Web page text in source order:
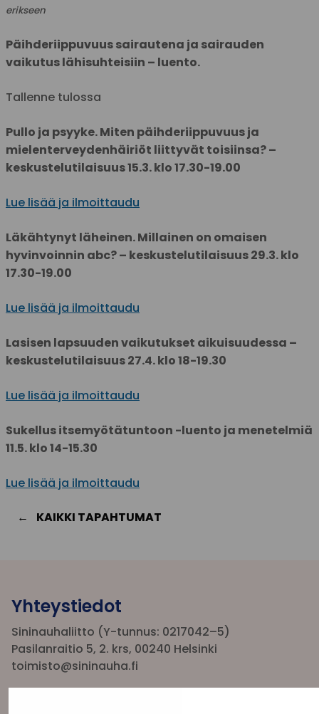
erikseen
Päihderiippuvuus sairautena ja sairauden
vaikutus lähisuhteisiin – luento.
Tallenne tulossa
Pullo ja psyyke. Miten päihderiippuvuus ja
mielenterveydenhäiriöt liittyvät toisiinsa? –
keskustelutilaisuus 15.3. klo 17.30-19.00
Lue lisää ja ilmoittaudu
Läkähtynyt läheinen. Millainen on omaisen
hyvinvoinnin abc? – keskustelutilaisuus 29.3. klo
17.30-19.00
Lue lisää ja ilmoittaudu
Lasisen lapsuuden vaikutukset aikuisuudessa –
keskustelutilaisuus 27.4. klo 18-19.30
Lue lisää ja ilmoittaudu
Sukellus itsemyötätuntoon -luento ja menetelmiä
11.5. klo 14-15.30
Lue lisää ja ilmoittaudu
KAIKKI TAPAHTUMAT
Yhteystiedot
Sininauhaliitto (Y-tunnus: 0217042–5)
Pasilanraitio 5, 2. krs, 00240 Helsinki
toimisto@sininauha.fi